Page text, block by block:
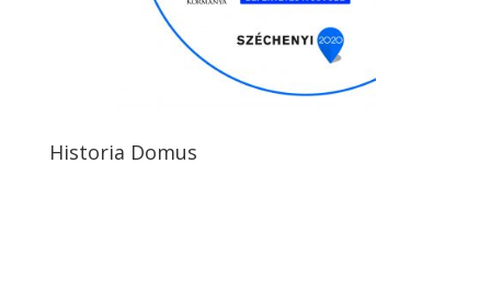
Historia Domus